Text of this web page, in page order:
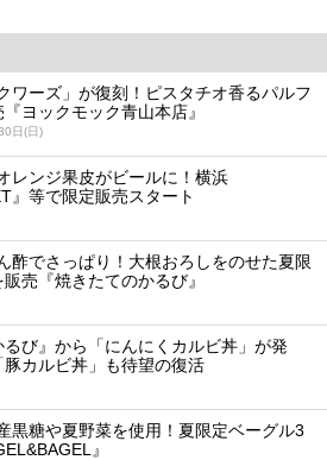
ワーズ」が復刻！ピスタチオ香るパルフ
ヨックモック青山本店』
日(日)
レンジ果皮がビールに！横浜
』等で限定販売スタート
酢でさっぱり！大根おろしをのせた夏限
売『焼きたてのかるび』
るび』から「にんにくカルビ丼」が発
カルビ丼」も待望の復活
黒糖や夏野菜を使用！夏限定ベーグル3
』